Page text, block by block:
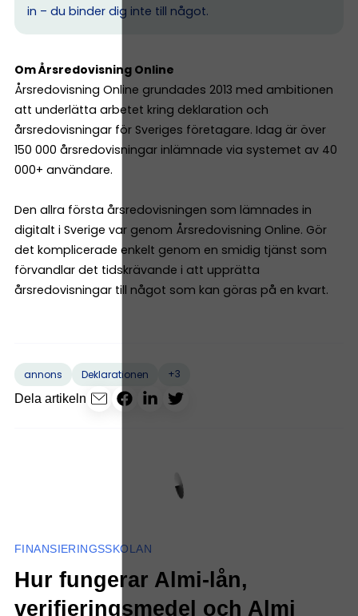
in – du binder dig inte till något.
Om Årsredovisning Online
Årsredovisning Online grundades 2013 med ambitionen
att underlätta arbetet kring deklaration och
årsredovisningar för Sveriges företagare. Idag är över
150 000 årsredovisningar inlämnade via systemet av 40
000+ användare.
Den allra första årsredovisningen som lämnades in
digitalt i Sverige var genom Årsredovisning Online. Gör
det komplicerade enkelt genom en smidig tjänst som
förvandlar det tidskrävande i att upprätta
årsredovisningar till något som kan göras på en kvart.
annons Deklarationen
+3
Dela artikeln
FINANSIERINGSSKOLAN
Hur fungerar Almi-lån,
verifieringsmedel och Almi